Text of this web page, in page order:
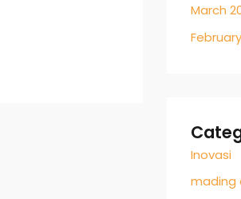
March
Inovasi
mading